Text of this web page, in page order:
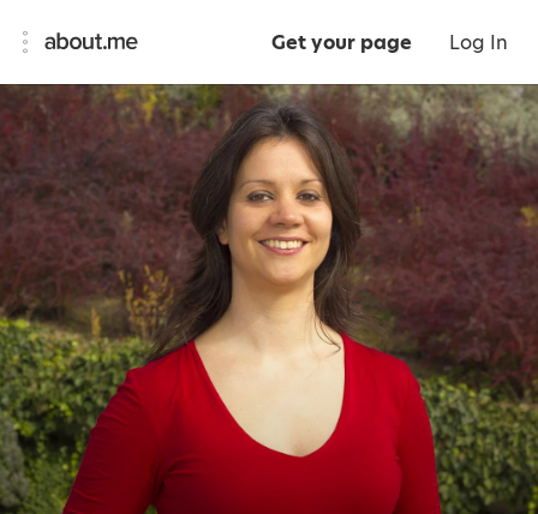
Get your page Log In